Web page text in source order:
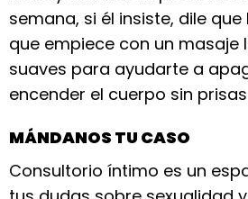
semana, si él insiste, dile
que empiece con un masaje
suaves para ayudarte a
encender el cuerpo sin
MÁNDANOS TU CASO
Consultorio íntimo es un